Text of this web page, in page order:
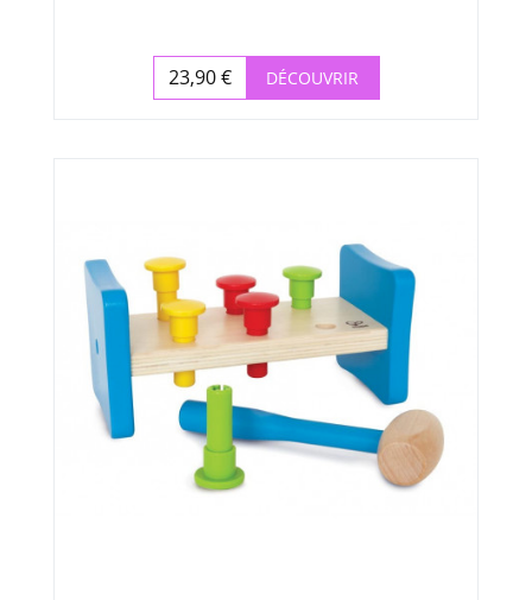
Prix
23,90 € DÉCOUVRIR